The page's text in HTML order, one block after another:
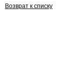
Возврат к списку